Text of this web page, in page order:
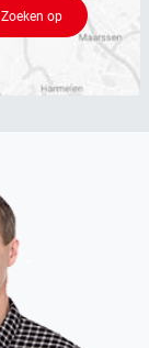
Zoeken op